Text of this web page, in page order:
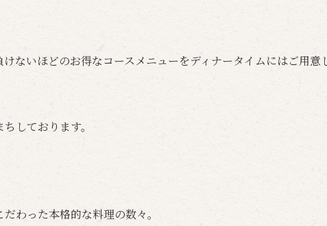
ないほどのお得なコースメニューをディナータイムにはご用意
しております。
わった本格的な料理の数々。